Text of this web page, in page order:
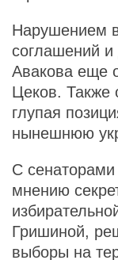
Нарушением
соглашений и
Авакова еще
Цеков. Также
глупая
нынешнюю
С
мнению
Гришиной,
выборы на